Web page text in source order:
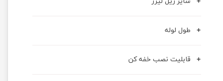
طول لوله
قابلیت نصب خفه کن